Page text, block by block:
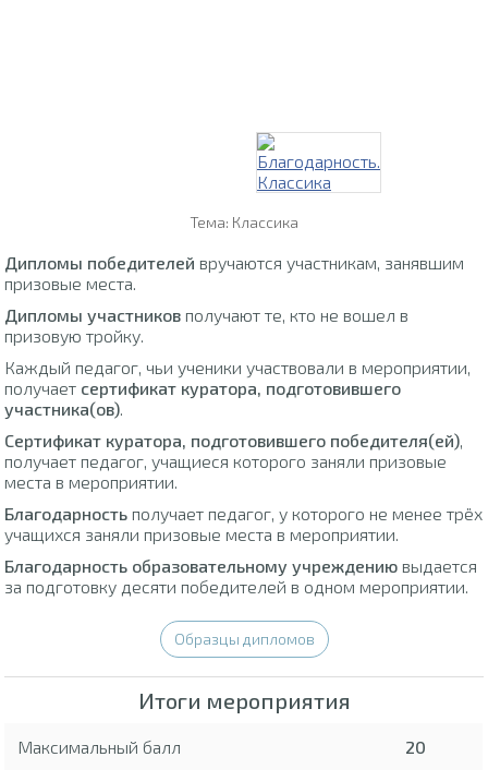
Тема: Классика
Дипломы победителей вручаются участникам, занявшим
призовые места.
Дипломы участников получают те, кто не вошел в
призовую тройку.
Каждый педагог, чьи ученики участвовали в мероприятии,
получает сертификат куратора, подготовившего
участника(ов).
Сертификат куратора, подготовившего победителя(ей),
получает педагог, учащиеся которого заняли призовые
места в мероприятии.
Благодарность получает педагог, у которого не менее трёх
учащихся заняли призовые места в мероприятии.
Благодарность образовательному учреждению выдается
за подготовку десяти победителей в одном мероприятии.
Образцы дипломов
Итоги мероприятия
Максимальный балл 20